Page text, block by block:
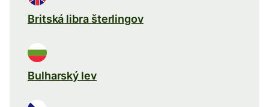
Britská libra šterlingov
Bulharský lev